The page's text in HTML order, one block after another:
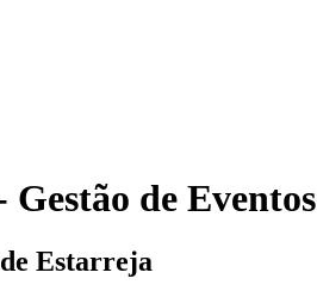
de Eventos
Estarreja